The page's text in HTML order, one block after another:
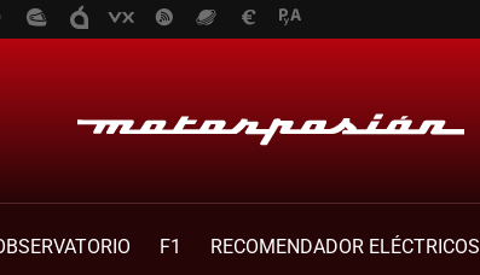
F1 RECOMENDADOR ELÉCTRICOS